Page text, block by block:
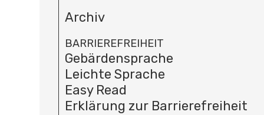
Archiv
BARRIEREFREIHEIT
Gebärdensprache
Leichte Sprache
Easy Read
Erklärung zur Barrierefreiheit